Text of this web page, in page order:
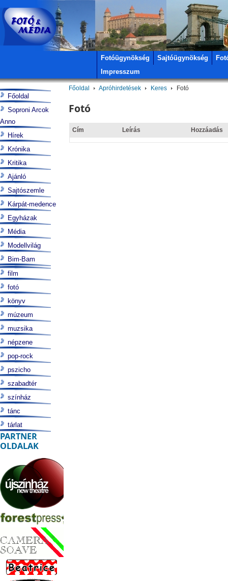
Fotóügynökség Sajtóügynökség
Impresszum
Főoldal Apróhirdetések Keres Fotó
Fotó
Cím Leírás Hozzáadás
Főoldal
Soproni Arcok
Anno
Hírek
Krónika
Kritika
Ajánló
Sajtószemle
Kárpát-medence
Egyházak
Média
Modellvilág
Bim-Bam
film
fotó
könyv
múzeum
muzsika
népzene
pop-rock
pszicho
szabadtér
színház
tánc
tárlat
PARTNER
OLDALAK